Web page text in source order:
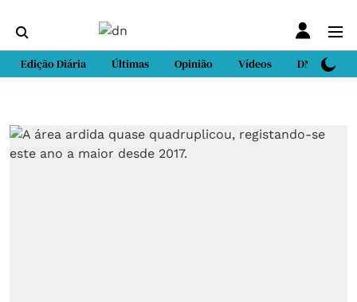
Edição Diária Últimas Opinião Vídeos DN Sport